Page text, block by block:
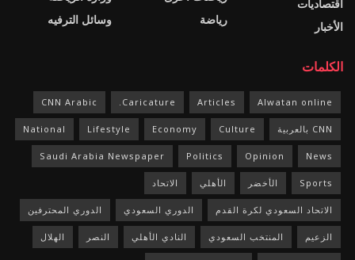
اقتصاديات
الأخبار
رياضة
وسائل الترفيه
الكلمات
Alwatan online
Articles
Caricature.
CNN Arabic
CNN بالعربية Culture
Economy
Lifestyle
National
News
Opinion
Politics
Saudi Arabia Newspaper
Sports الأخضر الأهلي الاتحاد
الاتحاد السعودي لكرة القدم الدوري السعودي الدوري المحترفين
الزعيم المنتخب السعودي النادي الأهلي النصر الهلال